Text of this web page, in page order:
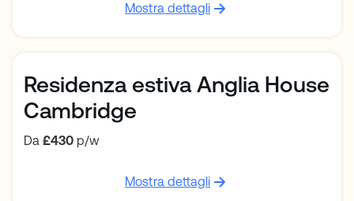
Mostra dettagli
Residenza estiva Anglia House
Cambridge
Da £430 p/w
Mostra dettagli